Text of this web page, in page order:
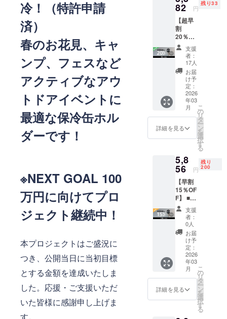
冷！（特許申請
済）
春のお花見、キャ
ンプ、フェスなど
アクティブなアウ
トドアイベントに
最適な保冷缶ホル
ダーです！
※NEXT GOAL 100
万円に向けてプロ
ジェクト継続中！
本プロジェクトはご盛況に
つき、公開当日に当初目標
とする金額を達成いたしま
した。応援・ご支援いただ
いた皆様に感謝申し上げま
82 円
残り33
【超早
割
20％OF
F】 ■リ
ターン
内容
CanHol
der ×１
セット
■価格
[本体価
20%OF
F：
4,382円
[送
料:1,20
0円] 一
般販売
予定価
格：
5,478円
（税
込） ※
表示価
格は送
料込み
です。
※ご注文
状況、
使用部
材の供
支援
者：
17人
お届
け予
定：
2026
年03
月
詳細を見る
こ
の
リ
タ
ー
ン
を
選
択
す
る
5,8
56 円
残り
200
【早割
15％OF
F】 ■リ
ターン
内容 ・
CanHol
der ×１
セット
■価格
[本体価
15%OF
F：
4,656円
（税
支援
者：
0人
お届
け予
定：
2026
年03
月
詳細を見る
こ
の
リ
タ
ー
ン
を
選
択
す
る